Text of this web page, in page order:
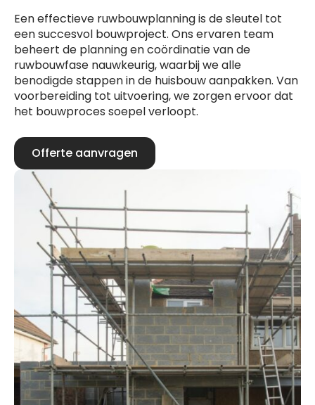
Een effectieve ruwbouwplanning is de sleutel tot
een succesvol bouwproject. Ons ervaren team
beheert de planning en coördinatie van de
ruwbouwfase nauwkeurig, waarbij we alle
benodigde stappen in de huisbouw aanpakken. Van
voorbereiding tot uitvoering, we zorgen ervoor dat
het bouwproces soepel verloopt.
Offerte aanvragen